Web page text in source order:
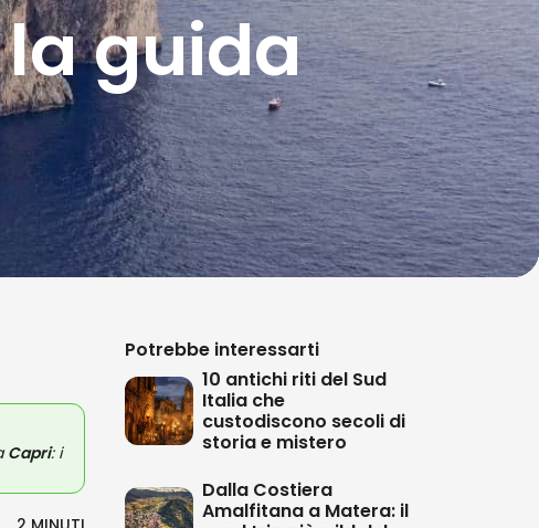
guida
Capri: i
Potrebbe interessarti
10 antichi riti del Sud
Italia che
custodiscono secoli di
storia e mistero
Dalla Costiera
Amalfitana a Matera: il